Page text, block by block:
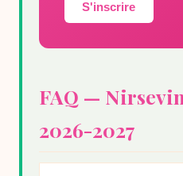
S'inscrire
FAQ —
2026-2027